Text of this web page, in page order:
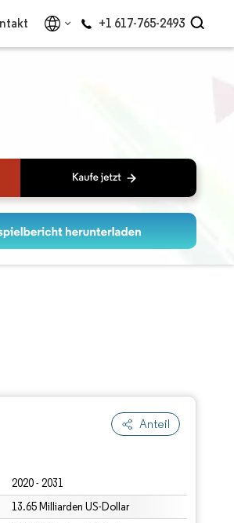
+1 617-765-2493
Anteil
2020 - 2031
13.65 Milliarden US-Dollar